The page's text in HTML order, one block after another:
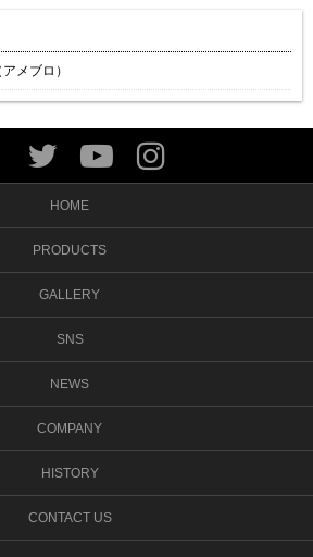
メブロ）
HOME
PRODUCTS
GALLERY
SNS
NEWS
COMPANY
HISTORY
CONTACT US